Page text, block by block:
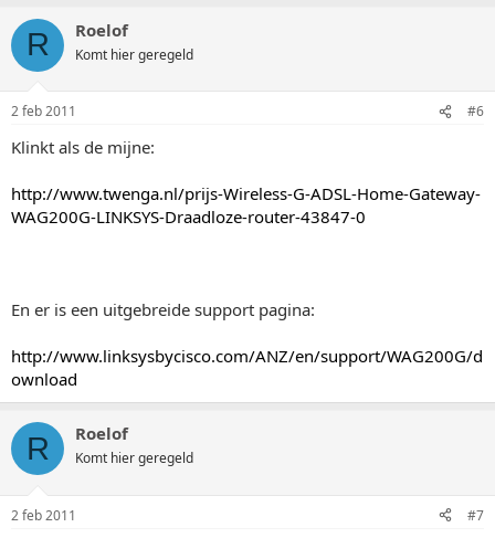
R Roelof
Komt hier geregeld
2 feb 2011 #6
Klinkt als de mijne:
http://www.twenga.nl/prijs-Wireless-G-ADSL-Home-Gateway-
WAG200G-LINKSYS-Draadloze-router-43847-0
En er is een uitgebreide support pagina:
http://www.linksysbycisco.com/ANZ/en/support/WAG200G/d
ownload
R Roelof
Komt hier geregeld
2 feb 2011 #7